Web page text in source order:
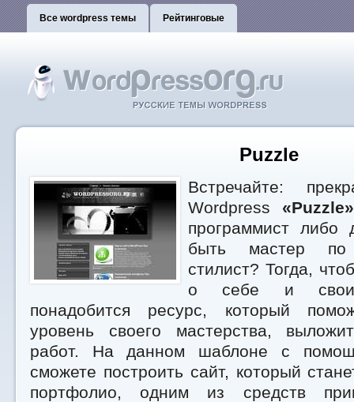
Все wordpress темы Рейтинговые
Puzzle
Встречайте:
Wordpress «Puzzle»
программист либо
быть мастер
стилист? Тогда,
о себе и
понадобится ресурс, который
уровень своего мастерства,
работ. На данном шаблоне с
сможете построить сайт, который
портфолио, одним из средств